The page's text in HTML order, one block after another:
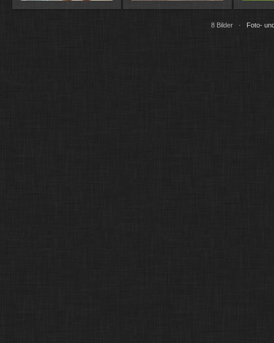
8 Bilder · Foto-